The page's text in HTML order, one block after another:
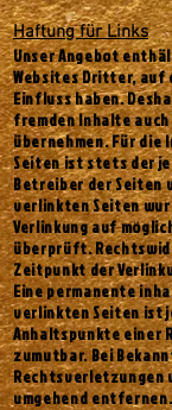
Haftung für Links
Unser Angebot
Websites Dritter, auf
Einfluss haben.
fremden Inhalte auch
übernehmen. Für
Seiten ist stets der
Betreiber der Seiten
verlinkten Seiten
Verlinkung auf
überprüft.
Zeitpunkt der
Eine permanente
verlinkten Seiten ist
Anhaltspunkte einer
zumutbar. Bei
Rechtsverletzungen
umgehend entfernen.